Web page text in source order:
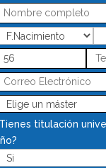
titulación